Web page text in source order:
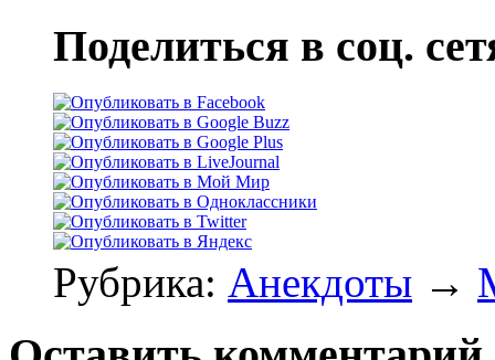
Поделиться в соц.
Рубрика: Анекдоты →